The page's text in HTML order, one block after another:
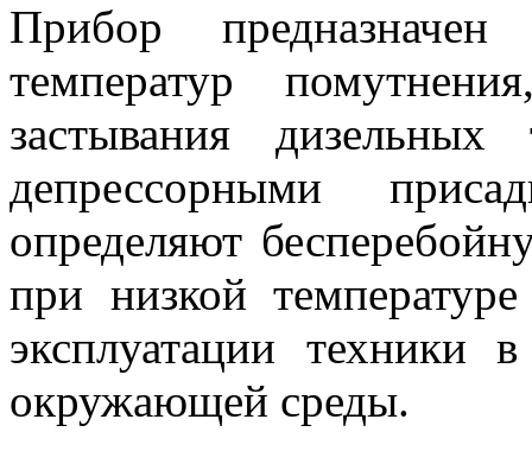
Прибор
температур
застывания
депрессорными
определяют
при низкой
эксплуатации техники
окружающей среды.